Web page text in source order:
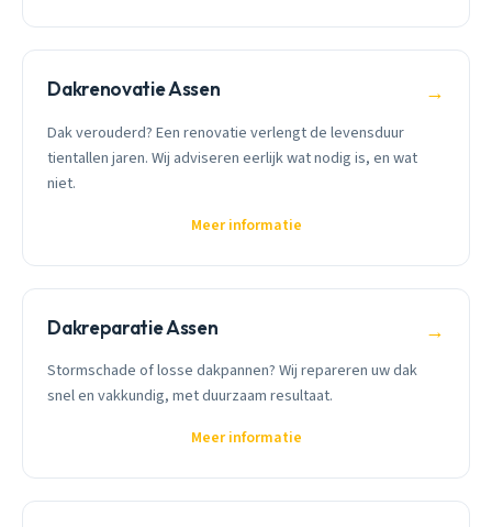
Dakrenovatie Assen →
Dak verouderd? Een renovatie verlengt de levensduur
tientallen jaren. Wij adviseren eerlijk wat nodig is, en wat
niet.
Meer informatie
Dakreparatie Assen →
Stormschade of losse dakpannen? Wij repareren uw dak
snel en vakkundig, met duurzaam resultaat.
Meer informatie